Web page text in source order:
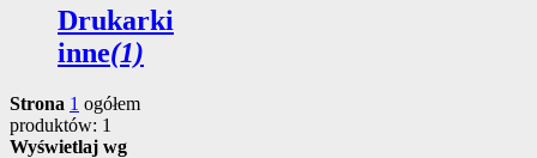
Drukarki
inne(1)
Strona 1 ogółem
produktów: 1
Wyświetlaj wg